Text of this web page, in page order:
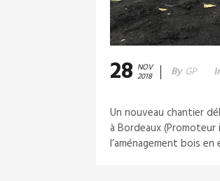
28 NOV
2018 By GP
Un nouveau chantier
à Bordeaux (Promoteur
l’aménagement bois en